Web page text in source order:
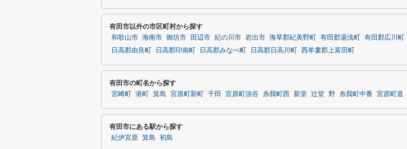
有田市以外の市区町村から探す
和歌山市 海南市 御坊市 田辺市 紀の川市 岩出市 海草郡紀美野町 有田郡湯浅町 有田郡広川町
日高郡由良町
日高郡印南町 日高郡みなべ町 日高郡日高川町 西牟婁郡上富田町
有田市の町名から探す
宮崎町 港町 箕島 宮原町新町 千田 宮原町須谷 糸我町西 新堂 辻堂 野 糸我町中番 宮原町道
有田市にある駅から探す
紀伊宮原 箕島 初島